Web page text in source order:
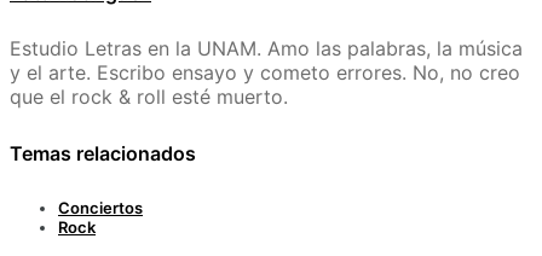
Estudio Letras en la UNAM. Amo las palabras, la música
y el arte. Escribo ensayo y cometo errores. No, no creo
que el rock & roll esté muerto.
Temas relacionados
Conciertos
Rock